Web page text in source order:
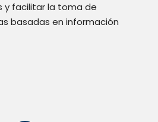
y facilitar la toma de
basadas en información